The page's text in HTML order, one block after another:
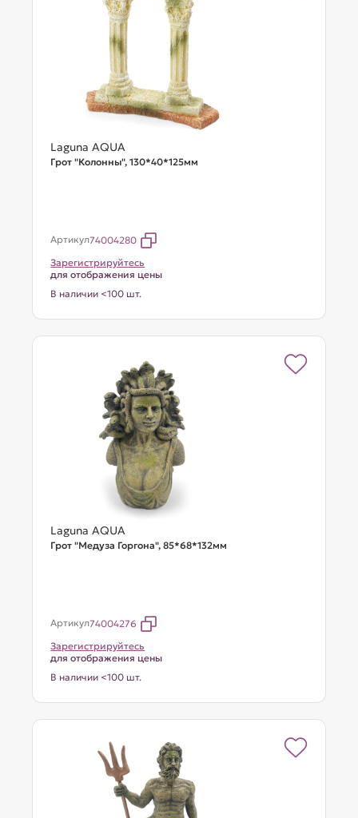
Laguna AQUA
Грот "Колонны", 130*40*125мм
Артикул74004280
Зарегистрируйтесь
для отображения цены
В наличии <100 шт.
Laguna AQUA
Грот "Медуза Горгона", 85*68*132мм
Артикул74004276
Зарегистрируйтесь
для отображения цены
В наличии <100 шт.